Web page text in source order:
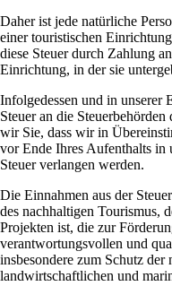
Daher ist jede natürliche
einer touristischen
diese Steuer durch Zahlung
Einrichtung, in der sie
Infolgedessen und in unserer
Steuer an die
wir Sie, dass wir in
vor Ende Ihres Aufenthalts in
Steuer verlangen werden.
Die Einnahmen aus der
des nachhaltigen Tourismus,
Projekten ist, die zur
verantwortungsvollen und
insbesondere zum Schutz
landwirtschaftlichen und